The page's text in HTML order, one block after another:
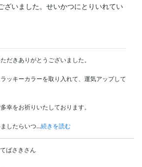
ざいました。せいかつにとりいれてい
だきありがとうございました。
ッキーカラーを取り入れて、運気アップして
幸をお祈りいたしております。
したらいつ...続きを読む
ばさきさん